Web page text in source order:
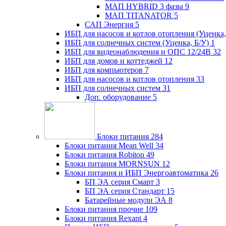
МАП HYBRID 3 фазы 9
МАП TITANATOR 5
САП Энергия 5
ИБП для насосов и котлов отопления
ИБП для солнечных систем (Уценка, Б/У) 1
ИБП для видеонаблюдения и ОПС 12/24В 32
ИБП для домов и коттеджей 12
ИБП для компьютеров 7
ИБП для насосов и котлов отопления 33
ИБП для солнечных систем 31
Доп. оборудование 5
Блоки питания 284
Блоки питания Mean Well 34
Блоки питания Robiton 49
Блоки питания MORNSUN 12
Блоки питания и ИБП Энергоавтоматика 26
БП ЭА серия Смарт 3
БП ЭА серия Стандарт 15
Батарейные модули ЭА 8
Блоки питания прочие 109
Блоки питания Rexant 4